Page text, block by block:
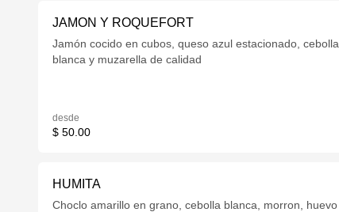
JAMON Y ROQUEFORT
Jamón cocido en cubos, queso azul estacionado, cebolla
blanca y muzarella de calidad
desde
$ 50.00
HUMITA
Choclo amarillo en grano, cebolla blanca, morron, huevo